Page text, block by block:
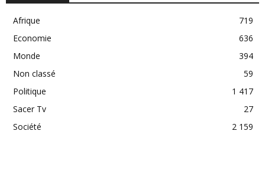
Afrique
719
Economie
636
Monde
394
Non classé
59
Politique
1 417
Sacer Tv
27
Société
2 159